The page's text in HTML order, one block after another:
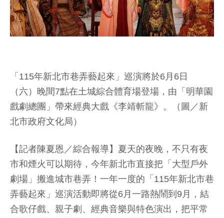
「115年新北市巷弄藝起來」巡演將於6月6日
（六）晚間7點在土城綜合體育場登場，由「明華園
戲劇總團」帶來經典大戲《李靖斬龍》。（圖／新
北市政府文化局）
【記者陳夏恩／綜合報導】夏天的夜晚，不只有夜
市和煙火可以期待，今年新北市直接把「大型戶外
劇場」搬進城市巷弄！一年一度的「115年新北市巷
弄藝起來」巡演活動即將從6月一路熱鬧到9月，結
合歌仔戲、親子劇、經典音樂與特色演出，把平常